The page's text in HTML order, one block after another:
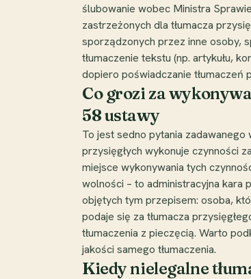
ślubowanie wobec Ministra
zastrzeżonych dla tłumacza
sporządzonych przez inne osoby,
tłumaczenie tekstu (np. artykułu,
dopiero poświadczanie tłumaczeń
Co grozi za
58 ustawy
To jest sedno pytania
przysięgłych wykonuje czynności
miejsce wykonywania tych
wolności – to administracyjna kara
objętych tym przepisem: osoba,
podaje się za tłumacza
tłumaczenia z pieczęcią. Warto
jakości samego tłumaczenia.
Kiedy nielegalne